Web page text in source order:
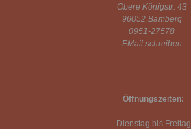
Obere Königstr. 43
96052 Bamberg
0951-27578
EMail schreiben
Öffnungszeiten:
Dienstag bis Freitag